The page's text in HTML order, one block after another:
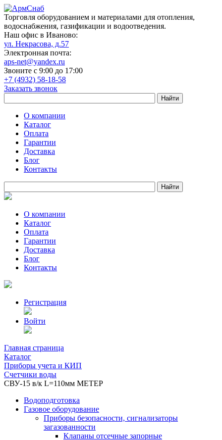
Торговля оборудованием и материалами для отопления,
водоснабжения, газификации и водоотведения.
Наш офис в Иваново:
ул. Некрасова, д.57
Электронная почта:
aps-net@yandex.ru
Звоните с 9:00 до 17:00
+7 (4932) 58-18-58
Заказать звонок
О компании
Каталог
Оплата
Гарантии
Доставка
Блог
Контакты
О компании
Каталог
Оплата
Гарантии
Доставка
Блог
Контакты
Регистрация
Войти
Главная страница
Каталог
Приборы учета и КИП
Счетчики воды
СВУ-15 в/к L=110мм МЕТЕР
Водоподготовка
Газовое оборудование
Приборы безопасности, сигнализаторы
загазованности
Клапаны отсечные запорные